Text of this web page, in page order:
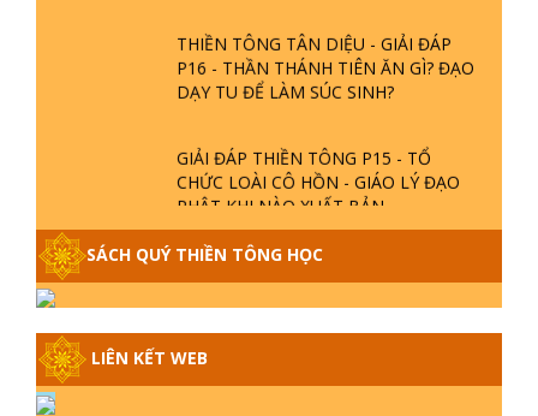
THIỀN TÔNG TÂN DIỆU - GIẢI ĐÁP
P16 - THẦN THÁNH TIÊN ĂN GÌ? ĐẠO
DẠY TU ĐỂ LÀM SÚC SINH?
GIẢI ĐÁP THIỀN TÔNG P15 - TỔ
CHỨC LOÀI CÔ HỒN - GIÁO LÝ ĐẠO
PHẬT KHI NÀO XUẤT BẢN
GIẢI ĐÁP THIỀN TÔNG ĐẶC BIỆT -
P14 - NGUỒN GỐC ÂM LỊCH DƯƠNG
LỊCH - TẦNG BÌNH LƯU LỚN ĐẾN
ĐÂU
SÁCH QUÝ THIỀN TÔNG HỌC
LIÊN KẾT WEB